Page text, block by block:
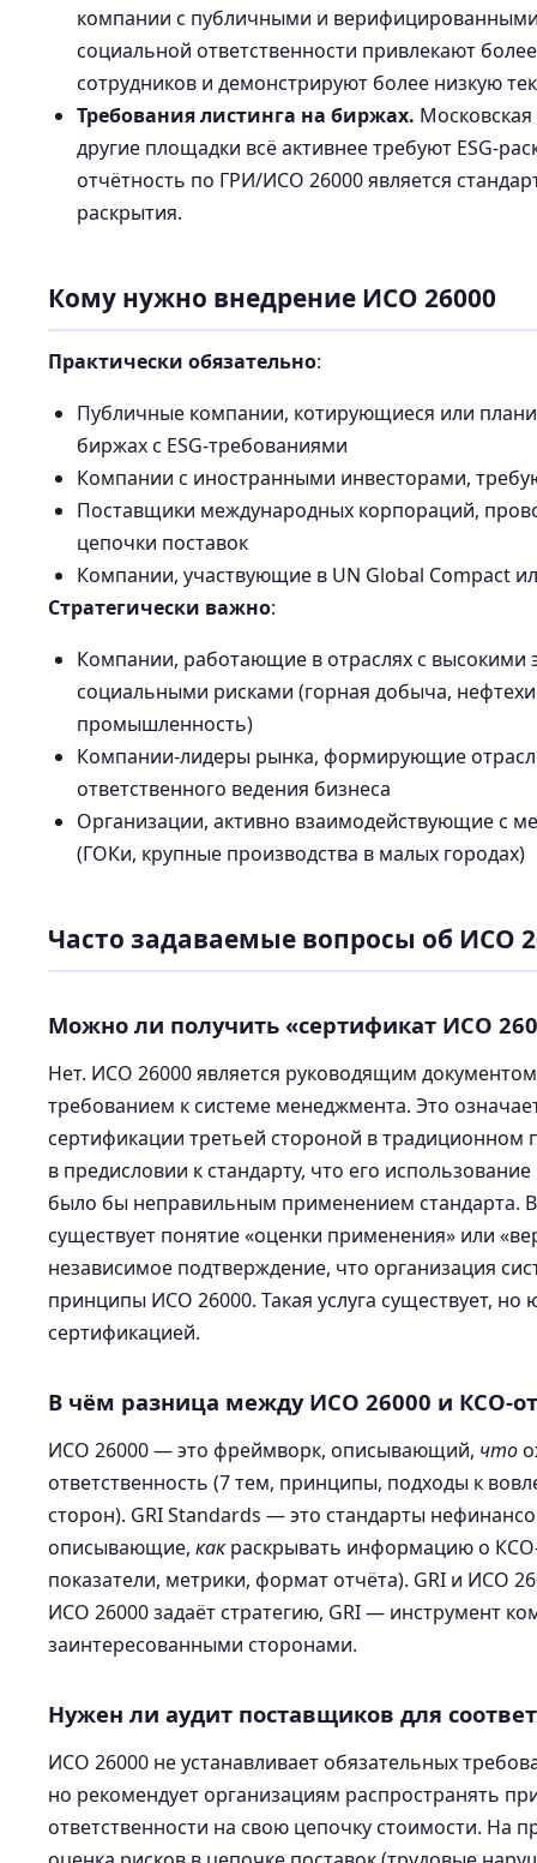
компании с публичными и
социальной ответственности привлекают
сотрудников и демонстрируют более низкую
Требования листинга на биржах.
другие площадки всё активнее требуют ESG-
отчётность по ГРИ/ИСО 26000 является
раскрытия.
Кому нужно внедрение ИСО 26000
Практически обязательно:
Публичные компании, котирующиеся или
биржах с ESG-требованиями
Компании с иностранными инвесторами,
Поставщики международных корпораций,
цепочки поставок
Компании, участвующие в UN Global Compact
Стратегически важно:
Компании, работающие в отраслях с высокими
социальными рисками (горная добыча,
промышленность)
Компании-лидеры рынка, формирующие
ответственного ведения бизнеса
Организации, активно взаимодействующие с
(ГОКи, крупные производства в малых городах)
Часто задаваемые вопросы об ИСО
Можно ли получить «сертификат ИСО
Нет. ИСО 26000 является руководящим
требованием к системе менеджмента. Это
сертификации третьей стороной в традиционном
в предисловии к стандарту, что его
было бы неправильным применением стандарта.
существует понятие «оценки применения» или
независимое подтверждение, что организация
принципы ИСО 26000. Такая услуга существует, но
сертификацией.
В чём разница между ИСО 26000 и КСО-
ИСО 26000 — это фреймворк, описывающий, что
ответственность (7 тем, принципы, подходы к
сторон). GRI Standards — это стандарты
описывающие, какраскрывать информацию о
показатели, метрики, формат отчёта). GRI и ИСО
ИСО 26000 задаёт стратегию, GRI — инструмент
заинтересованными сторонами.
Нужен ли аудит поставщиков для
ИСО 26000 не устанавливает обязательных
но рекомендует организациям распространять
ответственности на свою цепочку стоимости. На